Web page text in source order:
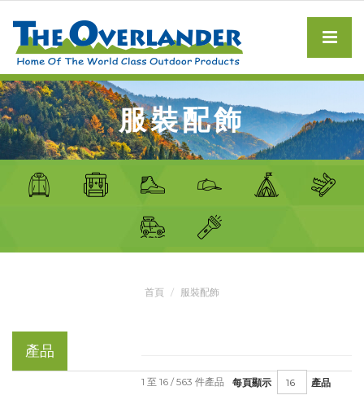
服裝配飾
首頁 服裝配飾
產品
每頁顯示 產品
1 至 16 / 563 件產品